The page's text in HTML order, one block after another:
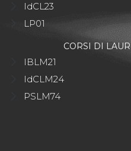
IdCL23
LP01
CORSI DI
IBLM21
IdCLM24
PSLM74